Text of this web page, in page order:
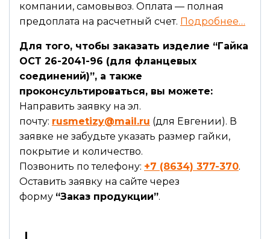
компании, самовывоз. Оплата — полная
предоплата на расчетный счет. Подробнее…
Для того, чтобы заказать изделие “Гайка
ОСТ 26-2041-96 (для фланцевых
соединений)”, а также
проконсультироваться, вы можете:
Направить заявку на эл.
почту: rusmetizy@mail.ru (для Евгении). В
заявке не забудьте указать размер гайки,
покрытие и количество.
Позвонить по телефону: +7 (8634) 377-370.
Оставить заявку на сайте через
форму “Заказ продукции”.